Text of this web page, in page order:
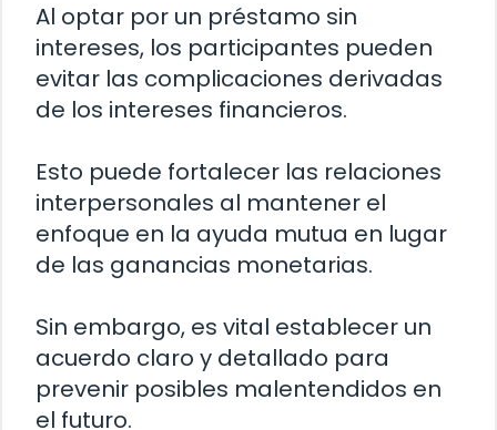
Al optar por un préstamo sin
intereses, los participantes pueden
evitar las complicaciones derivadas
de los intereses financieros.
Esto puede fortalecer las relaciones
interpersonales al mantener el
enfoque en la ayuda mutua en lugar
de las ganancias monetarias.
Sin embargo, es vital establecer un
acuerdo claro y detallado para
prevenir posibles malentendidos en
el futuro.